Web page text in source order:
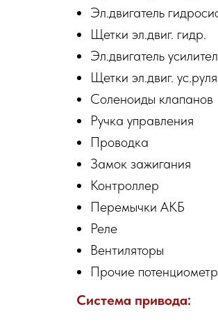
Эл.двигатель
Щетки эл.двиг. гидр.
Эл.двигатель
Щетки эл.двиг. ус.руля
Соленоиды клапанов
Ручка управления
Проводка
Замок зажигания
Контроллер
Перемычки АКБ
Реле
Вентиляторы
Прочие
Система привода: